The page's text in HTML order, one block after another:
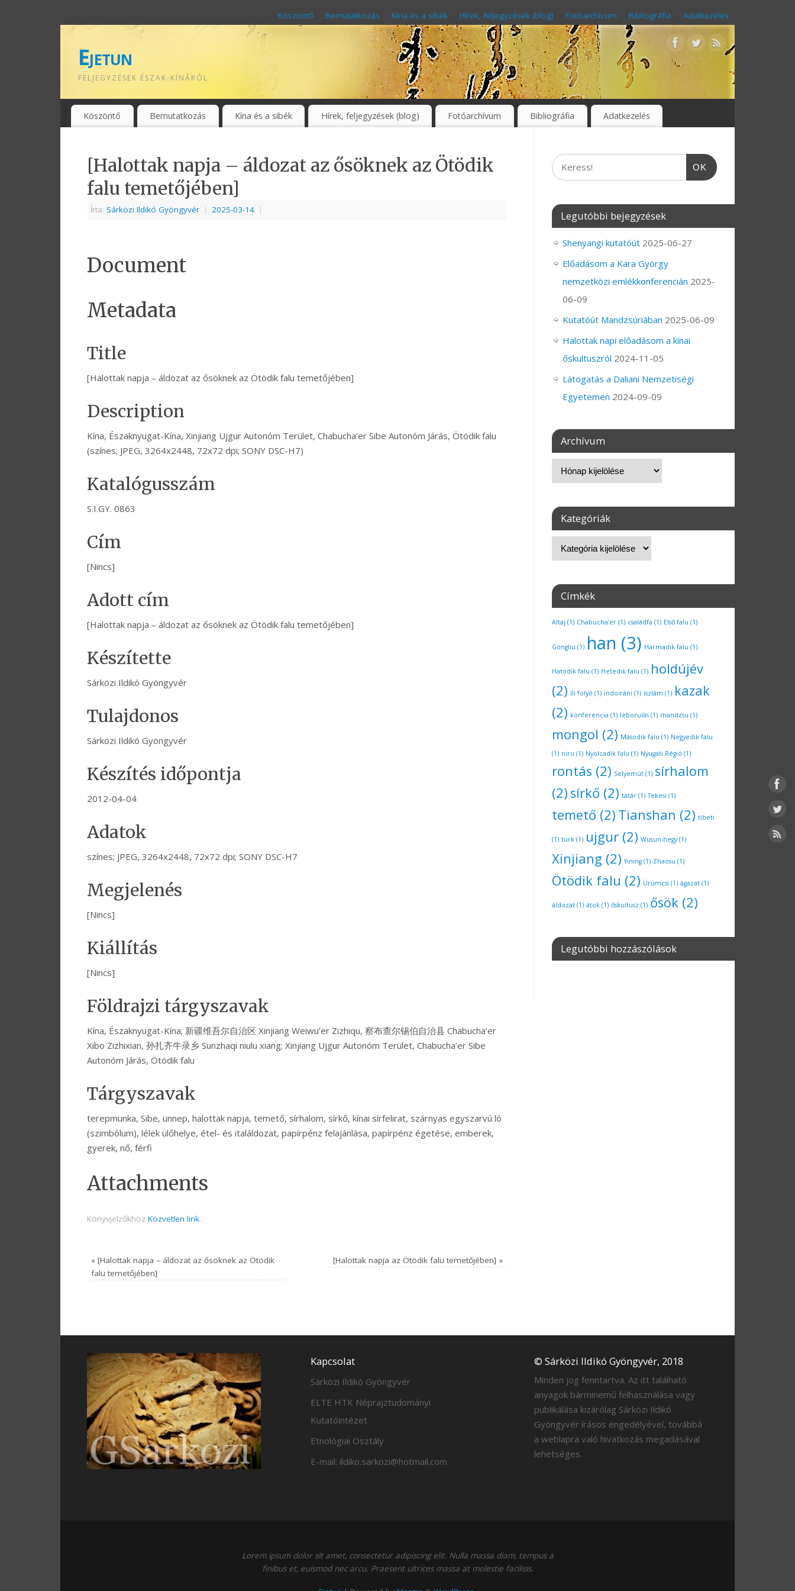
Köszöntő Bemutatkozás Kína és a sibék Hírek, feljegyzések (blog) Fotóarchívum Bibliográfia Adatkezelés
Ejetun
FELJEGYZÉSEK ÉSZAK-KÍNÁRÓL
Köszöntő Bemutatkozás Kína és a sibék Hírek, feljegyzések (blog) Fotóarchívum Bibliográfia Adatkezelés
[Halottak napja – áldozat az ősöknek az Ötödik
falu temetőjében]
Írta: Sárközi Ildikó Gyöngyvér | 2025-03-14 |
Document
Metadata
Title
[Halottak napja – áldozat az ősöknek az Ötödik falu temetőjében]
Description
Kína, Északnyugat-Kína, Xinjiang Ujgur Autonóm Terület, Chabucha’er Sibe Autonóm Járás, Ötödik falu
(színes; JPEG, 3264x2448, 72x72 dpi; SONY DSC-H7)
Katalógusszám
S.I.GY. 0863
Cím
[Nincs]
Adott cím
[Halottak napja – áldozat az ősöknek az Ötödik falu temetőjében]
Készítette
Sárközi Ildikó Gyöngyvér
Tulajdonos
Sárközi Ildikó Gyöngyvér
Készítés időpontja
2012-04-04
Adatok
színes; JPEG, 3264x2448, 72x72 dpi; SONY DSC-H7
Megjelenés
[Nincs]
Kiállítás
[Nincs]
Földrajzi tárgyszavak
Kína, Északnyugat-Kína; 新疆维吾尔自治区 Xinjiang Weiwu’er Zizhiqu, 察布查尔锡伯自治县 Chabucha’er
Xibo Zizhixian, 孙扎齐牛录乡 Sunzhaqi niulu xiang; Xinjiang Ujgur Autonóm Terület, Chabucha’er Sibe
Autonóm Járás, Ötödik falu
Tárgyszavak
terepmunka, Sibe, ünnep, halottak napja, temető, sírhalom, sírkő, kínai sírfelirat, szárnyas egyszarvú ló
(szimbólum), lélek ülőhelye, étel- és italáldozat, papírpénz felajánlása, papírpénz égetése, emberek,
gyerek, nő, férfi
Attachments
Könyvjelzőkhöz Közvetlen link.
« [Halottak napja – áldozat az ősöknek az Ötödik
falu temetőjében]
[Halottak napja az Ötödik falu temetőjében] »
OK
Legutóbbi bejegyzések
Shenyangi kutatóút 2025-06-27
Előadásom a Kara György
nemzetközi emlékkonferencián 2025-
06-09
Kutatóút Mandzsúriában 2025-06-09
Halottak napi előadásom a kínai
őskultuszról 2024-11-05
Látogatás a Daliani Nemzetiségi
Egyetemen 2024-09-09
Archívum
Kategóriák
Címkék
Altaj (1) Chabucha'er (1) családfa (1) Első falu (1)
Gongliu (1) han (3) Harmadik falu (1)
Hatodik falu (1) Hetedik falu (1) holdújév
(2) Ili folyó (1) indoiráni (1) iszlám (1) kazak
(2) konferencia (1) leborulás (1) mandzsu (1)
mongol (2) Második falu (1) Negyedik falu
(1) niru (1) Nyolcadik falu (1) Nyugati Régió (1)
rontás (2) Selyemút (1) sírhalom
(2) sírkő (2) tatár (1) Tekesi (1)
temető (2) Tianshan (2) tibeti
(1) türk (1) ujgur (2) Wusun-hegy(1)
Xinjiang (2) Yining (1) Zhaosu (1)
Ötödik falu (2) Ürümcsi (1) ágazat (1)
áldozat (1) átok (1) őskultusz (1) ősök (2)
Legutóbbi hozzászólások
Kapcsolat
Sárközi Ildikó Gyöngyvér
ELTE HTK Néprajztudományi
Kutatóintézet
Etnológiai Osztály
E-mail: ildiko.sarkozi@hotmail.com
© Sárközi Ildikó Gyöngyvér, 2018
Minden jog fenntartva. Az itt található
anyagok bárminemű felhasználása vagy
publikálása kizárólag Sárközi Ildikó
Gyöngyvér írásos engedélyével, továbbá
a weblapra való hivatkozás megadásával
lehetséges.
Lorem ipsum dolor sit amet, consectetur adipiscing elit. Nulla massa diam, tempus a
finibus et, euismod nec arcu. Praesent ultrices massa at molestie facilisis.